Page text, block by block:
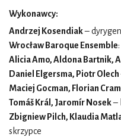
Wykonawcy:
Andrzej Kosendiak–
Wrocław Baroque Ensemble:
Alicia Amo, Aldona Bartnik,
Daniel Elgersma, Piotr Olech
Maciej Gocman, Florian
Tomáš Král, Jaromír Nosek–
Zbigniew Pilch, Klaudia
skrzypce